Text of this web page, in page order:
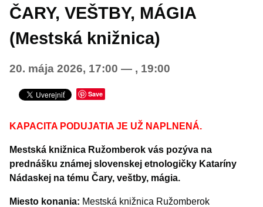
Divadlo
Turistika
Výstavy a vernisáže
ČARY, VEŠTBY, MÁGIA
(Mestská knižnica)
20. mája 2026, 17:00 — , 19:00
Save
KAPACITA PODUJATIA JE UŽ NAPLNENÁ.
Mestská knižnica Ružomberok vás pozýva na
prednášku známej slovenskej etnologičky Kataríny
Nádaskej na tému Čary, veštby, mágia.
Miesto konania: Mestská knižnica Ružomberok